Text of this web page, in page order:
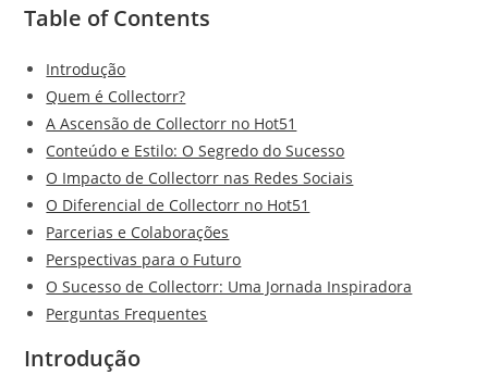
Table of Contents
Introdução
Quem é Collectorr?
A Ascensão de Collectorr no Hot51
Conteúdo e Estilo: O Segredo do Sucesso
O Impacto de Collectorr nas Redes Sociais
O Diferencial de Collectorr no Hot51
Parcerias e Colaborações
Perspectivas para o Futuro
O Sucesso de Collectorr: Uma Jornada Inspiradora
Perguntas Frequentes
Introdução